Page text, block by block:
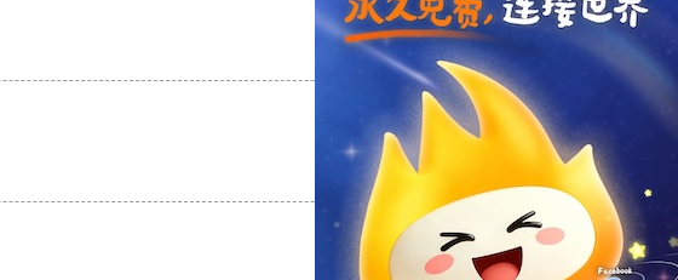
反对
反对[0]